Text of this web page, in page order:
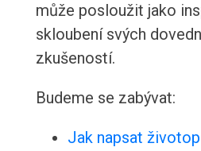
může posloužit jako
skloubení svých
zkušeností.
Budeme se zabývat:
Jak napsat